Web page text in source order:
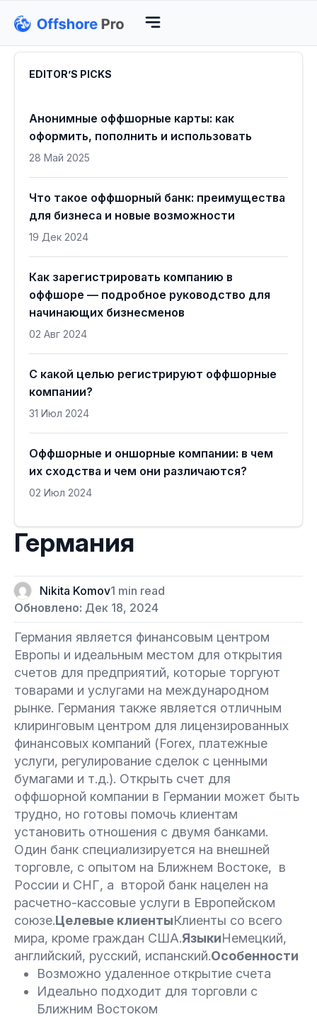
Германия
Nikita Komov1 min read
Обновлено: Дек 18, 2024
Германия является финансовым центром
Европы и идеальным местом для открытия
счетов для предприятий, которые торгуют
товарами и услугами на международном
рынке. Германия также является отличным
клиринговым центром для лицензированных
финансовых компаний (Forex, платежные
услуги, регулирование сделок с ценными
бумагами и т.д.). Открыть счет для
оффшорной компании в Германии может быть
трудно, но готовы помочь клиентам
установить отношения с двумя банками.
Один банк специализируется на внешней
торговле, с опытом на Ближнем Востоке, в
России и СНГ, а второй банк нацелен на
расчетно-кассовые услуги в Европейском
союзе.Целевые клиентыКлиенты со всего
мира, кроме граждан США.ЯзыкиНемецкий,
английский, русский, испанский.Особенности
Возможно удаленное открытие счета
Идеально подходит для торговли с
Ближним Востоком
EDITOR’S PICKS
Анонимные оффшорные карты: как
оформить, пополнить и использовать
28 Май 2025
Что такое оффшорный банк: преимущества
для бизнеса и новые возможности
19 Дек 2024
Как зарегистрировать компанию в
оффшоре — подробное руководство для
начинающих бизнесменов
02 Авг 2024
С какой целью регистрируют оффшорные
компании?
31 Июл 2024
Оффшорные и оншорные компании: в чем
их сходства и чем они различаются?
02 Июл 2024